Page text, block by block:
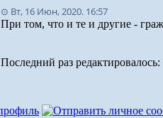
⊙ Вт, 16 Июн, 2020. 16:57
При том, что и те и другие -
Последний раз